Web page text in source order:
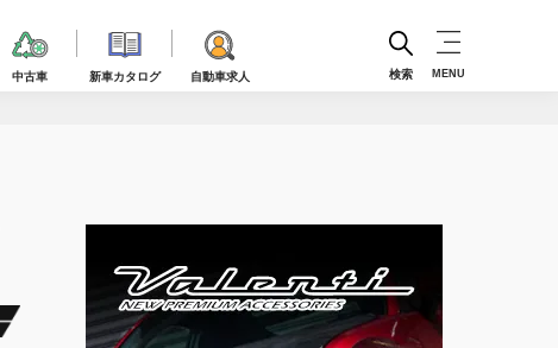
中古車 新車カタログ 自動車求人 検索 MENU